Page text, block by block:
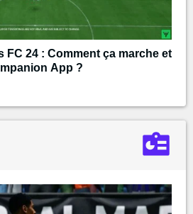
FC 24 : Comment ça marche et
App ?